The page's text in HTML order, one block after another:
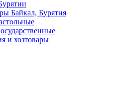
Байкал, Бурятия
и хозтовары